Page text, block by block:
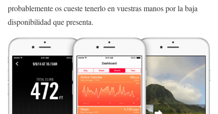
probablemente os cueste tenerlo en vuestras manos por la baja
disponibilidad que presenta.